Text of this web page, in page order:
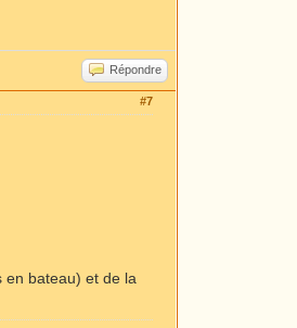
Répondre
#7
en bateau) et de la